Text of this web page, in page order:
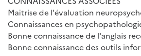
Maitrise de l'évaluation
Connaissances en
Bonne connaissance de l'anglais
Bonne connaissance des outils